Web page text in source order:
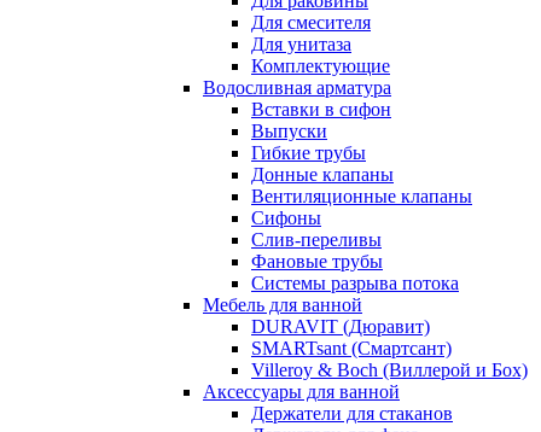
Для смесителя
Для унитаза
Комплектующие
Водосливная арматура
Вставки в сифон
Выпуски
Гибкие трубы
Донные клапаны
Вентиляционные клапаны
Сифоны
Слив-переливы
Фановые трубы
Системы разрыва потока
Мебель для ванной
DURAVIT (Дюравит)
SMARTsant (Смартсант)
Villeroy & Boch (Виллерой и Бох)
Аксессуары для ванной
Держатели для стаканов